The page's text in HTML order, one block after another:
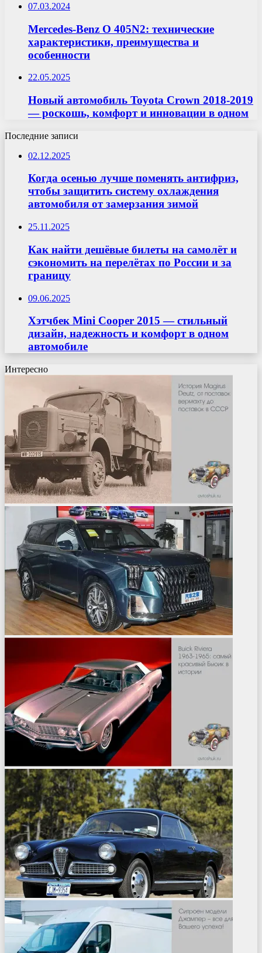
07.03.2024
Mercedes-Benz O 405N2: технические
характеристики, преимущества и
особенности
22.05.2025
Новый автомобиль Toyota Crown 2018-2019
— роскошь, комфорт и инновации в одном
Последние записи
02.12.2025
Когда осенью лучше поменять антифриз,
чтобы защитить систему охлаждения
автомобиля от замерзания зимой
25.11.2025
Как найти дешёвые билеты на самолёт и
сэкономить на перелётах по России и за
границу
09.06.2025
Хэтчбек Mini Cooper 2015 — стильный
дизайн, надежность и комфорт в одном
автомобиле
Интересно